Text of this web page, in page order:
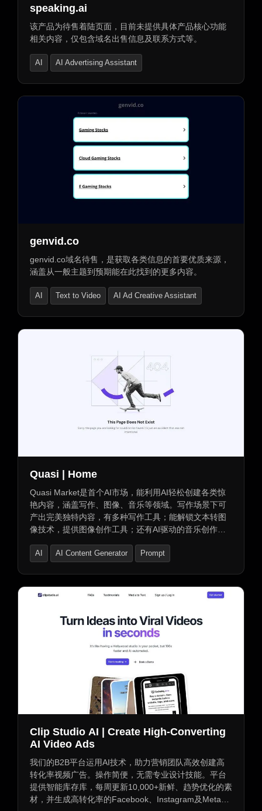
speaking.ai
该产品为待售着陆页面，目前未提供具体产品核心功能
相关内容，仅包含域名出售信息及联系方式等。
AI
AI Advertising Assistant
genvid.co
genvid.co域名待售，是获取各类信息的首要优质来源，
涵盖从一般主题到预期能在此找到的更多内容。
AI Text to Video AI Ad Creative Assistant
Quasi | Home
Quasi Market是首个AI市场，能利用AI轻松创建各类惊
艳内容，涵盖写作、图像、音乐等领域。写作场景下可
产出完美独特内容，有多种写作工具；能解锁文本转图
像技术，提供图像创作工具；还有AI驱动的音乐创作工
力轻松编写或转换代码语言。
AI AI Content Generator Prompt
Clip Studio AI | Create High-Converting
AI Video Ads
我们的B2B平台运用AI技术，助力营销团队高效创建高
转化率视频广告。操作简便，无需专业设计技能。平台
提供智能库存库，每周更新10,000+新鲜、趋势优化的素
材，并生成高转化率的Facebook、Instagram及Meta广